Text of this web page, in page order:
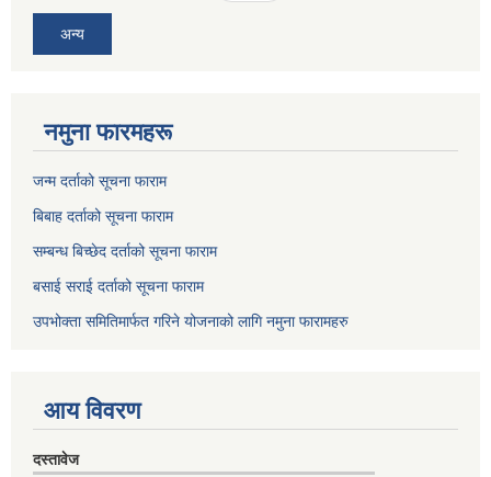
अन्य
नमुना फारमहरू
जन्म दर्ताको सूचना फाराम
बिबाह दर्ताको सूचना फाराम
सम्बन्ध बिच्छेद दर्ताको सूचना फाराम
बसाई सराई दर्ताको सूचना फाराम
उपभोक्ता समितिमार्फत गरिने योजनाको लागि नमुना फारामहरु
आय विवरण
दस्तावेज